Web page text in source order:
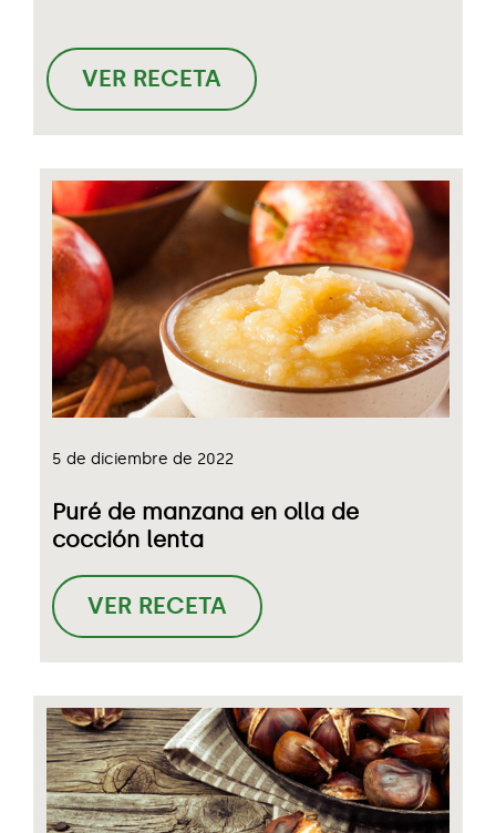
VER RECETA
5 de diciembre de 2022
Puré de manzana en olla de
cocción lenta
VER RECETA